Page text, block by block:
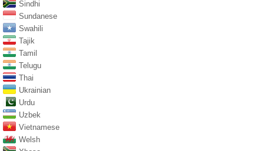
Sindhi
Sundanese
Swahili
Tajik
Tamil
Telugu
Thai
Ukrainian
Urdu
Uzbek
Vietnamese
Welsh